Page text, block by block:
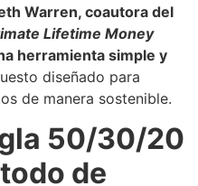
Warren, coautora del
Lifetime Money
herramienta simple y
diseñado para
de manera sostenible.
50/30/20
de